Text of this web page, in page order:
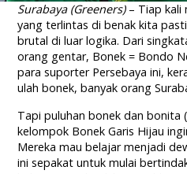
Surabaya (Greeners)– Tiap kali
yang terlintas di benak kita
brutal di luar logika. Dari
orang gentar, Bonek = Bondo
para suporter Persebaya ini,
ulah bonek, banyak orang
Tapi puluhan bonek dan bonita
kelompok Bonek Garis Hijau
Mereka mau belajar menjadi
ini sepakat untuk mulai